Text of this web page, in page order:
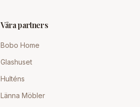
Våra partners
Bobo Home
Glashuset
Hulténs
Länna Möbler